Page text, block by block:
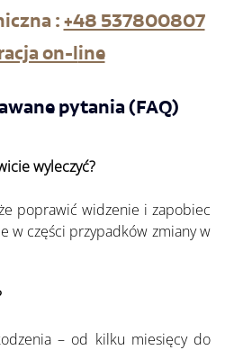
: +48 537800807
on-line
pytania (FAQ)
wyleczyć?
poprawić widzenie i zapobiec
w części przypadków zmiany w
– od kilku miesięcy do